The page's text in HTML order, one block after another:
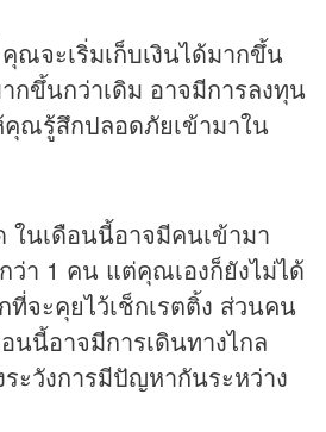
ณจะเริ่มเก็บเงินได้มากขึ้น
กขึ้นกว่าเดิม อาจมีการลงทุน
คุณรู้สึกปลอดภัยเข้ามาใน
ในเดือนนี้อาจมีคนเข้ามา
ว่า 1 คน แต่คุณเองก็ยังไม่ได้
ที่จะคุยไว้เช็กเรตติ้ง ส่วนคน
นนี้อาจมีการเดินทางไกล
ะวังการมีปัญหากันระหว่าง